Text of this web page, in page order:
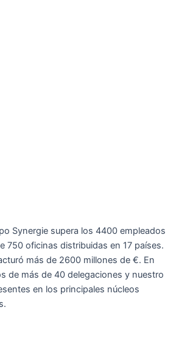
Synergie supera los 4400 empleados
750 oficinas distribuidas en 17 países.
más de 2600 millones de €. En
de más de 40 delegaciones y nuestro
en los principales núcleos